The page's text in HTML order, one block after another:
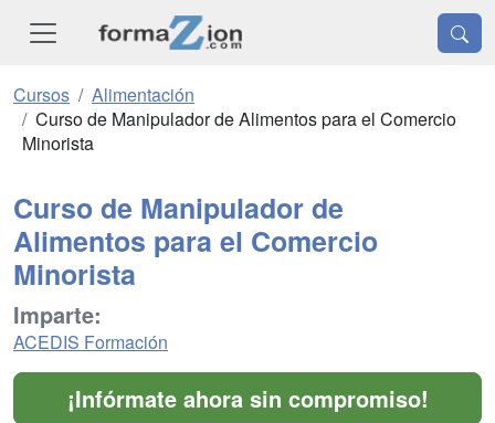
Cursos
Alimentación
Curso de Manipulador de Alimentos para el Comercio
Minorista
Curso de Manipulador de
Alimentos para el Comercio
Minorista
Imparte:
ACEDIS Formación
¡Infórmate ahora sin compromiso!